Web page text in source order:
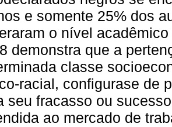
e somente 25% dos
o nível
demonstra que a
classe
racial, configurase de
seu fracasso ou
ao mercado de